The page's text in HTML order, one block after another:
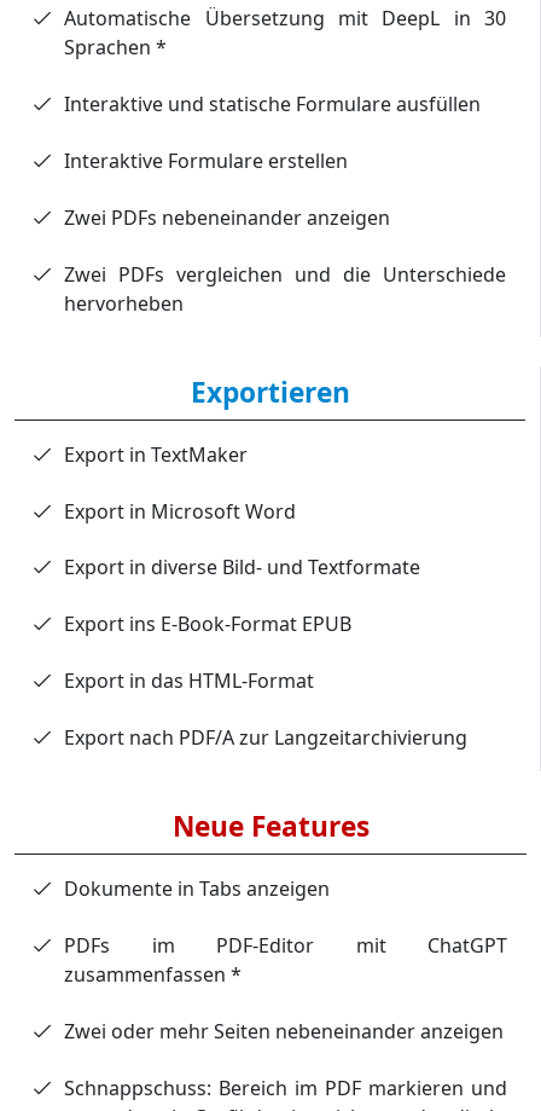
Automatische Übersetzung mit DeepL in 30
Sprachen *
Interaktive und statische Formulare ausfüllen
Interaktive Formulare erstellen
Zwei PDFs nebeneinander anzeigen
Zwei PDFs vergleichen und die Unterschiede
hervorheben
Exportieren
Export in TextMaker
Export in Microsoft Word
Export in diverse Bild- und Textformate
Export ins E-Book-Format EPUB
Export in das HTML-Format
Export nach PDF/A zur Langzeitarchivierung
Neue Features
Dokumente in Tabs anzeigen
PDFs im PDF-Editor mit ChatGPT
zusammenfassen *
Zwei oder mehr Seiten nebeneinander anzeigen
Schnappschuss: Bereich im PDF markieren und